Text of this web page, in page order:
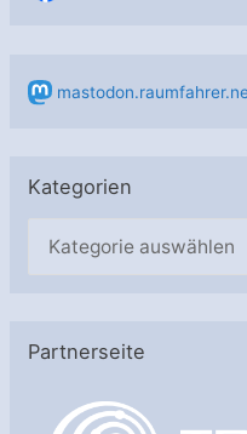
Kategorien
g
Partnerseite